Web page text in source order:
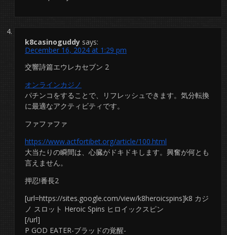
k8casinoguddy says:
December 16, 2024 at 1:29 pm
交響詩篇エウレカセブン 2
オンラインカジノ
パチンコをすることで、リフレッシュできます。気分転換
に最適なアクティビティです。
ファファファ
https://www.actfortibet.org/article/100.html
大当たりの瞬間は、心臓がドキドキします。興奮が何とも
言えません。
押忍!番長2
[url=https://sites.google.com/view/k8heroicspins]k8 カジ
ノ スロット Heroic Spins ヒロイックスピン
[/url]
P GOD EATER-ブラッドの覚醒-